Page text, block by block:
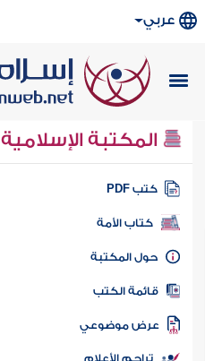
عربي
المكتبة الإسلامية
كتب PDF
كتاب الأمة
المكتبة
الكتب